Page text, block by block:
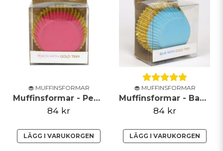
🧁 MUFFINSFORMAR
Muffinsformar - Peach Pink & Gold - PME
84 kr
LÄGG I VARUKORGEN
🧁 MUFFINSFORMAR
Muffinsformar - Baby Blue & Gold**
84 kr
LÄGG I VARUKORGEN